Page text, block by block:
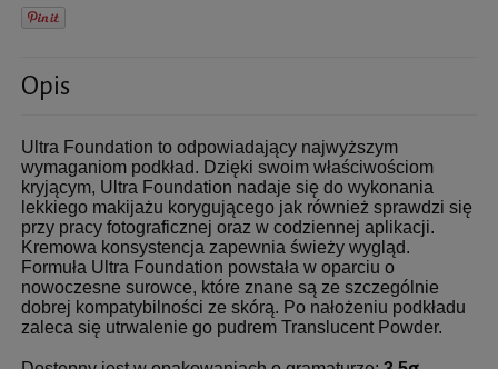
Opis
Ultra Foundation to odpowiadający najwyższym
wymaganiom podkład. Dzięki swoim właściwościom
kryjącym, Ultra Foundation nadaje się do wykonania
lekkiego makijażu korygującego jak również sprawdzi się
przy pracy fotograficznej oraz w codziennej aplikacji.
Kremowa konsystencja zapewnia świeży wygląd.
Formuła Ultra Foundation powstała w oparciu o
nowoczesne surowce, które znane są ze szczególnie
dobrej kompatybilności ze skórą. Po nałożeniu podkładu
zaleca się utrwalenie go pudrem Translucent Powder.